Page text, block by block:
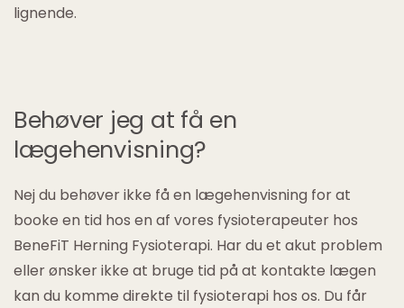
lignende.
Behøver jeg at få en
lægehenvisning?
Nej du behøver ikke få en lægehenvisning for at
booke en tid hos en af vores fysioterapeuter hos
BeneFiT Herning Fysioterapi. Har du et akut problem
eller ønsker ikke at bruge tid på at kontakte lægen
kan du komme direkte til fysioterapi hos os. Du får